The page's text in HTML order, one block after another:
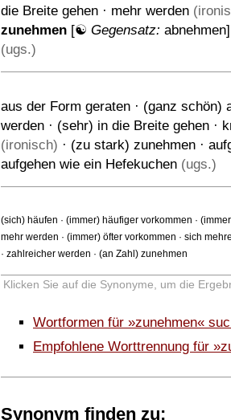
die Breite gehen · mehr werden
zunehmen [☯ Gegensatz: abnehmen
(ugs.)
aus der Form geraten · (ganz schön)
werden · (sehr) in die Breite gehen ·
(ironisch) · (zu stark) zunehmen ·
aufgehen wie ein Hefekuchen (ugs.)
(sich) häufen · (immer) häufiger vorkommen ·
mehr werden · (immer) öfter vorkommen · sich
· zahlreicher werden · (an Zahl) zunehmen
Klicken Sie auf die Synonyme, um die
Wortformen für »zunehmen«
Empfohlene Worttrennung für
Synonym finden zu: